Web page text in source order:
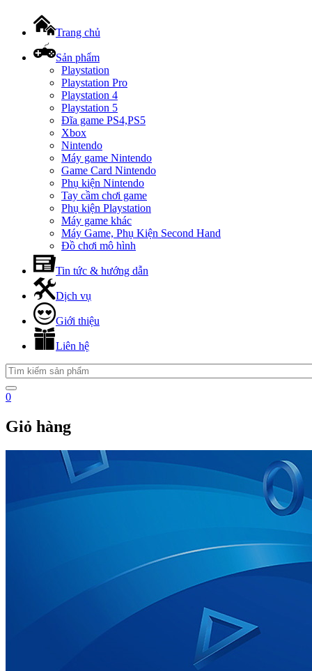
Trang chủ
Sản phẩm
Playstation
Playstation Pro
Playstation 4
Playstation 5
Đĩa game PS4,PS5
Xbox
Nintendo
Máy game Nintendo
Game Card Nintendo
Phụ kiện Nintendo
Tay cầm chơi game
Phụ kiện Playstation
Máy game khác
Máy Game, Phụ Kiện Second Hand
Đồ chơi mô hình
Tin tức & hướng dẫn
Dịch vụ
Giới thiệu
Liên hệ
0
Giỏ hàng